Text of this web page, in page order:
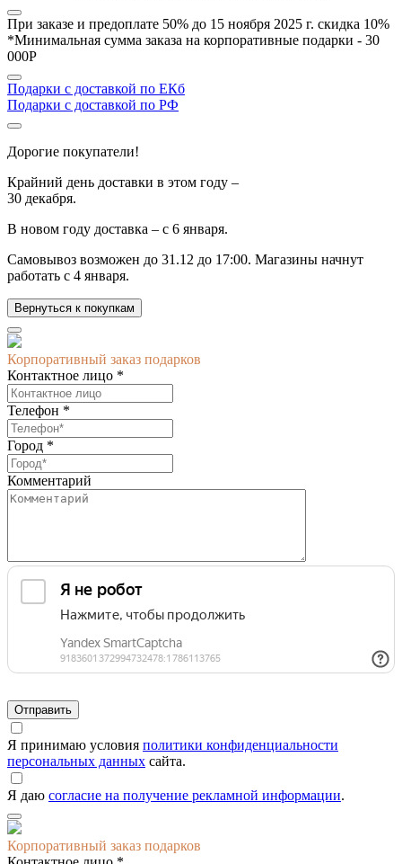
При заказе и предоплате 50% до 15 ноября 2025 г. скидка 10%
*Минимальная сумма заказа на корпоративные подарки - 30
000Р
Подарки с доставкой по ЕКб
Подарки с доставкой по РФ
Дорогие покупатели!
Крайний день доставки в этом году –
30 декабря.
В новом году доставка – с 6 января.
Самовывоз возможен до 31.12 до 17:00. Магазины начнут
работать с 4 января.
Вернуться к покупкам
Корпоративный заказ подарков
Контактное лицо *
Телефон *
Город *
Комментарий
Я принимаю условия политики конфиденциальности
персональных данных сайта.
Я даю согласие на получение рекламной информации.
Корпоративный заказ подарков